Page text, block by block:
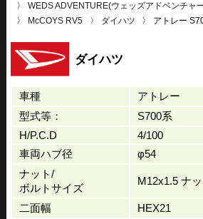
WEDS ADVENTURE(ウェッズアドベンチャ
McCOYS RV5
ダイハツ アトレー
ダイハツ
車種
アトレー
型式等：
S700系
H/P.C.D
4/100
車両ハブ径
φ54
ナット/
ボルトサイズ
M12x1.5 ナッ
二面幅 HEX21